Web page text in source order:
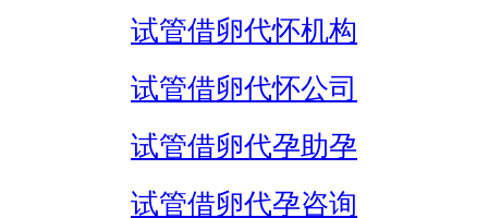
试管借卵代怀机构
试管借卵代怀公司
试管借卵代孕助孕
试管借卵代孕咨询